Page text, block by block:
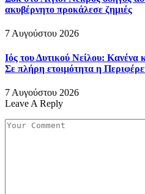
ακυβέρνητο προκάλεσε ζημιές
7 Αυγούστου 2026
Ιός του Δυτικού Νείλου:
Σε πλήρη ετοιμότητα η
7 Αυγούστου 2026
Leave A Reply